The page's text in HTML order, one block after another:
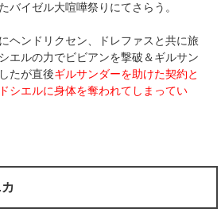
バイゼル大喧嘩祭りにてさらう。
ヘンドリクセン、ドレファスと共に旅
エルの力でビビアンを撃破＆ギルサン
たが直後ギルサンダーを助けた契約と
シエルに身体を奪われてしまってい